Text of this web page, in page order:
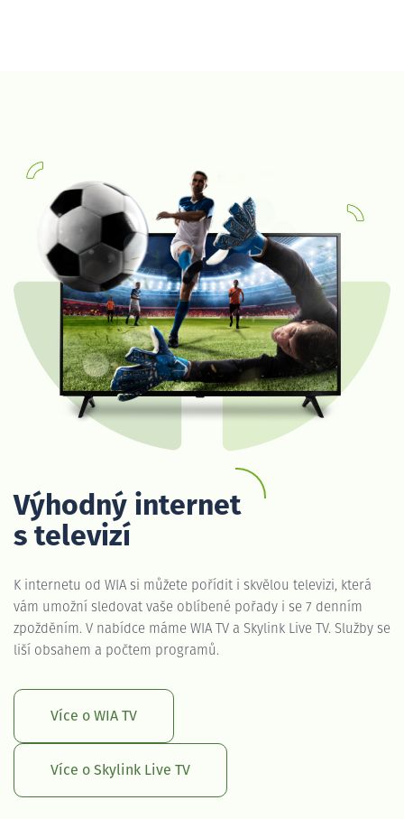
Výhodný internet
s televizí
K internetu od WIA si můžete pořídit i skvělou televizi, která
vám umožní sledovat vaše oblíbené pořady i se 7 denním
zpožděním. V nabídce máme WIA TV a Skylink Live TV. Služby se
liší obsahem a počtem programů.
Více o WIA TV
Více o Skylink Live TV